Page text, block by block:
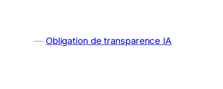
Obligation de transparence IA